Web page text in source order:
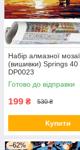
Набір алмазної
(вишивки) Springs 40
DP0023
Готово до відправки
199 ₴ 530 ₴
Купити
–62%